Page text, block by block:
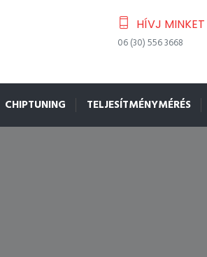
HÍVJ MINKET
06 (30) 556 3668
CHIPTUNING TELJESÍTMÉNYMÉRÉS